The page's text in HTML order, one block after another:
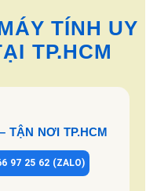
TÍNH UY
TP.HCM
TẬN NƠI TP.HCM
97 25 62 (ZALO)